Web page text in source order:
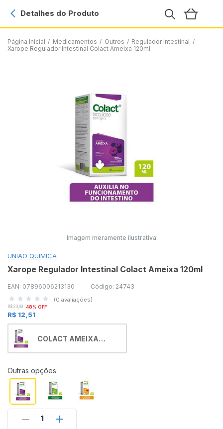
Página Inicial / Medicamentos / Outros / Regulador Intestinal /
Xarope Regulador Intestinal Colact Ameixa 120ml
Detalhes do Produto
Imagem meramente ilustrativa
UNIAO QUIMICA
Xarope Regulador Intestinal Colact Ameixa 120ml
EAN: 07896006213130 Código: 24743
(0 avaliações)
R$ 23,90 48% OFF
R$ 12,51
COLACT AMEIXA
(MIP)
Outras opções:
1